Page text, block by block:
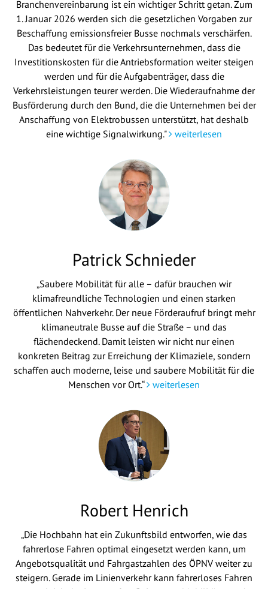
Branchenvereinbarung ist ein wichtiger Schritt getan. Zum
1. Januar 2026 werden sich die gesetzlichen Vorgaben zur
Beschaffung emissionsfreier Busse nochmals verschärfen.
Das bedeutet für die Verkehrsunternehmen, dass die
Investitionskosten für die Antriebsformation weiter steigen
werden und für die Aufgabenträger, dass die
Verkehrsleistungen teurer werden. Die Wiederaufnahme der
Busförderung durch den Bund, die die Unternehmen bei der
Anschaffung von Elektrobussen unterstützt, hat deshalb
eine wichtige Signalwirkung."
weiterlesen
Patrick Schnieder
„Saubere Mobilität für alle – dafür brauchen wir
klimafreundliche Technologien und einen starken
öffentlichen Nahverkehr. Der neue Förderaufruf bringt mehr
klimaneutrale Busse auf die Straße – und das
flächendeckend. Damit leisten wir nicht nur einen
konkreten Beitrag zur Erreichung der Klimaziele, sondern
schaffen auch moderne, leise und saubere Mobilität für die
Menschen vor Ort.“
weiterlesen
Robert Henrich
„Die Hochbahn hat ein Zukunftsbild entworfen, wie das
fahrerlose Fahren optimal eingesetzt werden kann, um
Angebotsqualität und Fahrgastzahlen des ÖPNV weiter zu
steigern. Gerade im Linienverkehr kann fahrerloses Fahren